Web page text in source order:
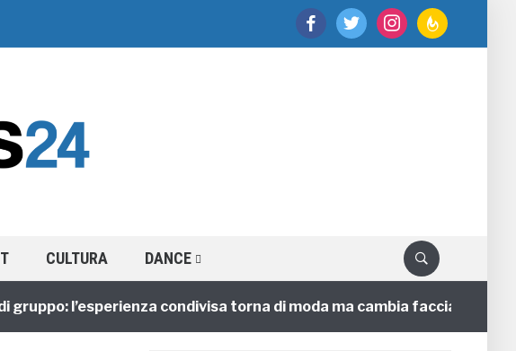
facebooktwitter instagramfeedburner
CULTURA DANCE
l’esperienza condivisa torna di moda ma cambia faccia